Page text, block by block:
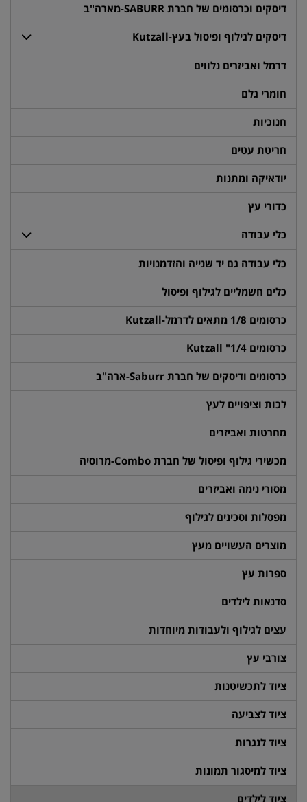
דיסקים וכרסומים של חברת SABURR-מארה"ב
דיסקים לגילוף ופיסול בעץ-Kutzall
דרמל ואביזרים נלווים
חומרי גלם
חנוכיות
חריטת עטים
יודאיקה ומתנות
כדורי עץ
כלי עבודה
כלי עבודה גם יד שנייה והזדמנויות
כלים חשמליים לגילוף ופיסול
כרסומים 1/8 מתאים לדרמל-Kutzall
כרסומים 1/4" Kutzall
כרסומים ודיסקים של חברת Saburr-ארה"ב
לכות וציפויים לעץ
מחרטות ואביזרים
מכשירי גילוף ופיסול של חברת Combo-מרוסיה
מסורי נימה ואביזרים
מפסלות וסכינים לגילוף
מוצרים העשויים מעץ
ספרות עץ
סדנאות לילדים
עצים לגילוף ולעבודות מיוחדות
צורבי עץ
ציוד לתכשיטנות
ציוד לצביעה
ציוד לנגרות
ציוד למיסגור תמונות
ציוד לילדים